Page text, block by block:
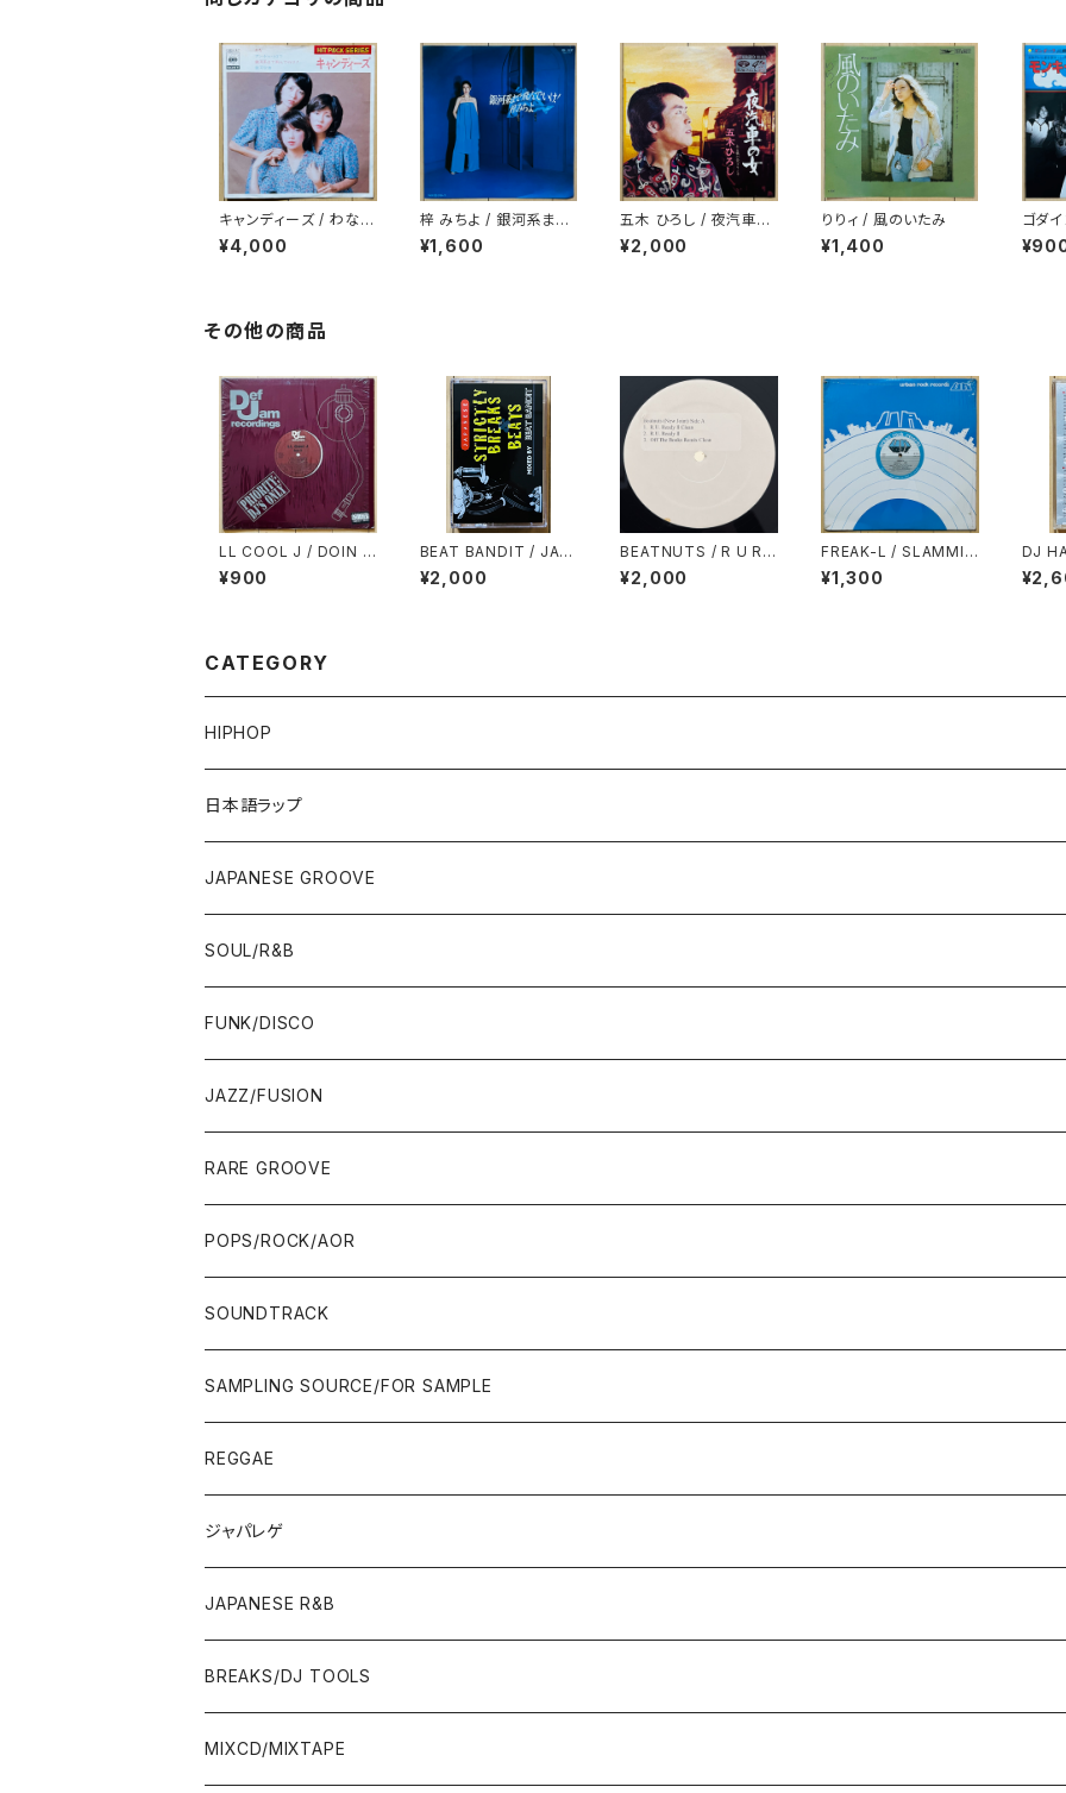
キャンディーズ / わな
(HIT PACK SERIES)
¥4,000
梓 みちよ / 銀河系まで
飛んでいけ！
¥1,600
五木 ひろし / 夜汽車の
女
¥2,000
りりィ / 風のいたみ
¥1,400
ゴダ
ジック
その他の商品
LL COOL J / DOIN I
T
¥900
BEAT BANDIT / JAP
ANESE STRICTLY B
REAKS & BEATS
¥2,000
BEATNUTS / R U RE
ADY 2
¥2,000
FREAK-L / SLAMMI
N'
¥1,300
DJ
PE
CATEGORY
HIPHOP
12"/7"
80'S OLD SCHOOL
EARLY 90'S MIDDLE〜NEW SCHOOL
JAPAN ONLY RELEASE/REMIX
LP
80'S OLD SCHOOL
EARLY 90'S MIDDLE〜NEW SCHOOL
JAPAN ONLY RELEASE/REMIX
日本語ラップ
12"/7"
80'S OLD SCHOOL〜EARLY 90'S
MID〜LATE 90'S
LP
80'S OLD SCHOOL〜EARLY 90'S
MID〜LATE 90'S
CD/TAPE
CD-R/DEMO/SAMPLE
CD ALBUM
JAPANESE GROOVE
LP
60'S/70'S
80'S
7"/12"
60'S/70'S
80'S
SOUL/R&B
LP
60'S/70'S
80'S
12"/7"
60'S/70'S
80'S
FUNK/DISCO
LP
70'S
80'S
12"/7"
70'S
80'S
JAZZ/FUSION
JAZZ
FUSION
RARE GROOVE
POPS/ROCK/AOR
POPS/S.S.W.
ROCK/AOR
SOUNDTRACK
LP
JAPANESE
OTHERS
7"/12"
JAPANESE
OTHERS
SAMPLING SOURCE/FOR SAMPLE
REGGAE
ジャパレゲ
JAPANESE R&B
BREAKS/DJ TOOLS
BREAKS/MEGAMIX/CUT UP
MIXCD/MIXTAPE